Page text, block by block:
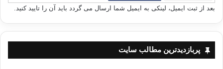
بعد از ثبت ایمیل، لینکی به ایمیل شما ارسال می گردد باید آن را تایید کنید.
پربازدیدترین مطالب سایت